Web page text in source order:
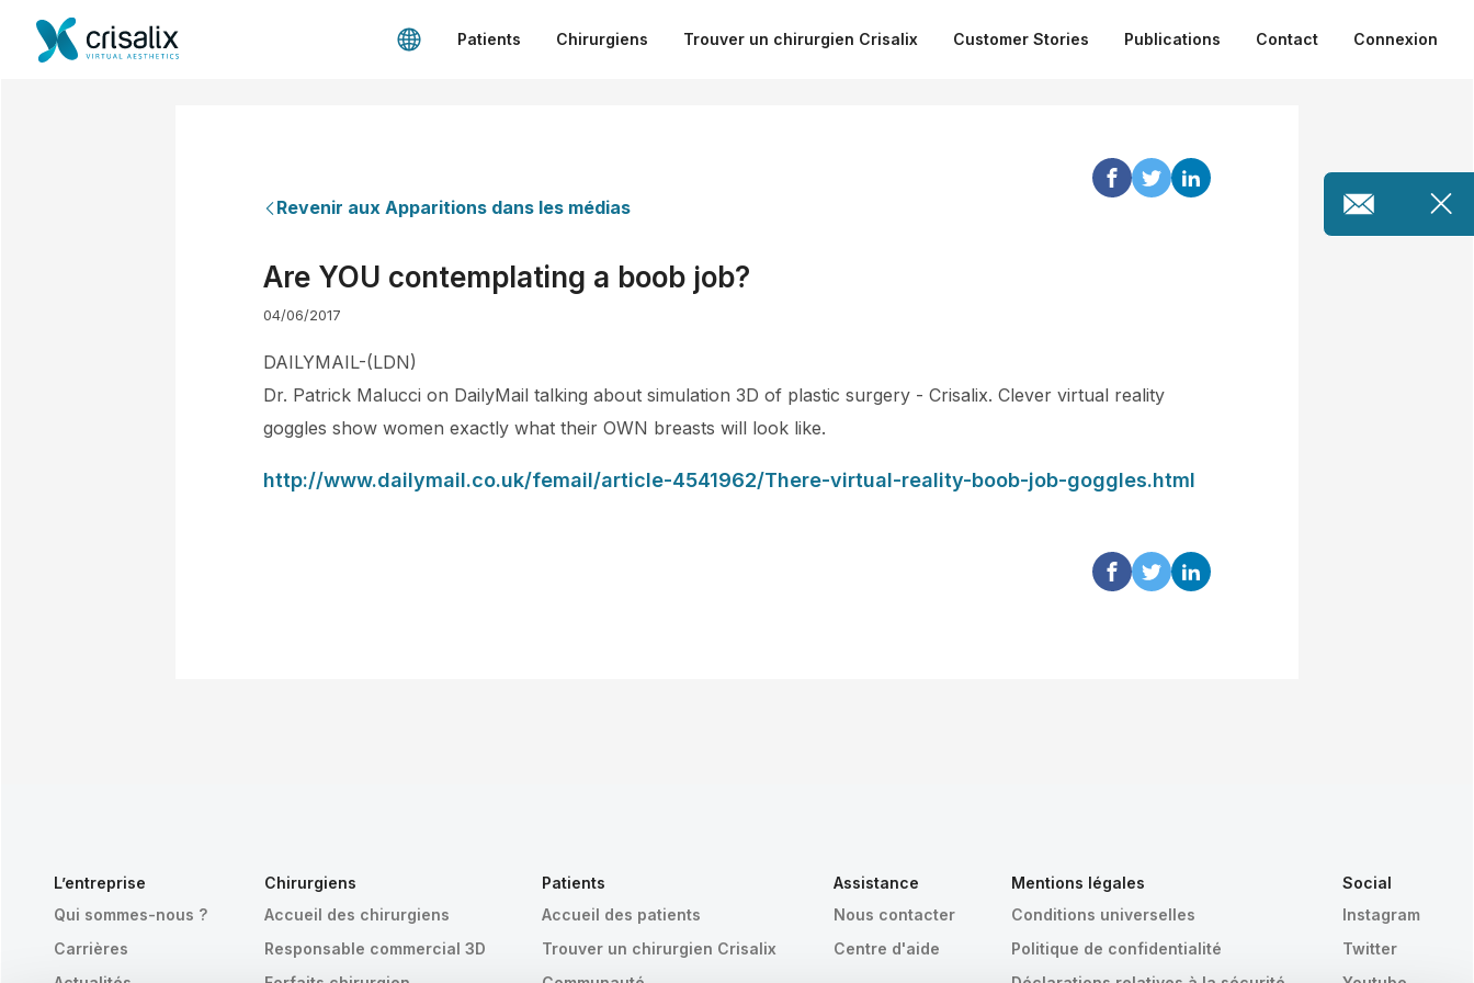
Patients Chirurgiens Trouver un chirurgien Crisalix Customer Stories Publications Contact Connexion
Revenir aux Apparitions dans les médias
Are YOU contemplating a boob job?
04/06/2017
DAILYMAIL-(LDN)
Dr. Patrick Malucci on DailyMail talking about simulation 3D of plastic surgery - Crisalix. Clever virtual reality
goggles show women exactly what their OWN breasts will look like.
http://www.dailymail.co.uk/femail/article-4541962/There-virtual-reality-boob-job-goggles.html
L’entreprise
Qui sommes-nous ?
Carrières
Chirurgiens
Accueil des chirurgiens
Responsable commercial 3D
Patients
Accueil des patients
Trouver un chirurgien Crisalix
Assistance
Nous contacter
Centre d'aide
Mentions légales
Conditions universelles
Politique de confidentialité
Social
Instagram
Twitter